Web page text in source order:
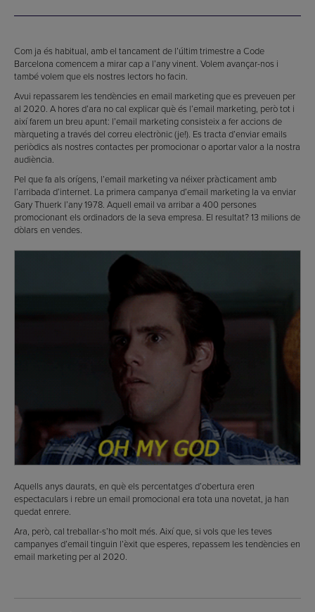
Com ja és habitual, amb el tancament de l’últim trimestre a Code
Barcelona comencem a mirar cap a l’any vinent. Volem avançar-nos i
també volem que els nostres lectors ho facin.
Avui repassarem les tendències en email marketing que es preveuen per
al 2020. A hores d’ara no cal explicar què és l’email marketing, però tot i
així farem un breu apunt: l’email marketing consisteix a fer accions de
màrqueting a través del correu electrònic (je!). Es tracta d’enviar emails
periòdics als nostres contactes per promocionar o aportar valor a la nostra
audiència.
Pel que fa als orígens, l’email marketing va néixer pràcticament amb
l’arribada d’internet. La primera campanya d’email marketing la va enviar
Gary Thuerk l’any 1978. Aquell email va arribar a 400 persones
promocionant els ordinadors de la seva empresa. El resultat? 13 milions de
dòlars en vendes.
Aquells anys daurats, en què els percentatges d’obertura eren
espectaculars i rebre un email promocional era tota una novetat, ja han
quedat enrere.
Ara, però, cal treballar-s’ho molt més. Així que, si vols que les teves
campanyes d’email tinguin l’èxit que esperes, repassem les tendències en
email marketing per al 2020.